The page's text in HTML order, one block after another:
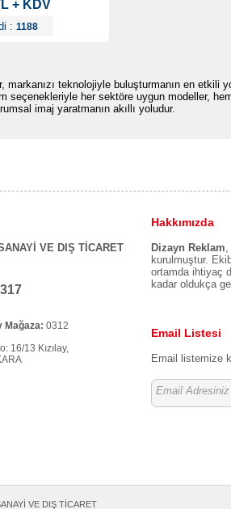
+ KDV
: 1188
markanızı teknolojiyle buluşturmanın en etkili
seçenekleriyle her sektöre uygun modeller,
imaj yaratmanın akıllı yoludur.
VE DIŞ TİCARET
Mağaza: 0312
16/13 Kızılay,
Ofis:
Tower Şişli /
Hakkımızda
Dizayn Reklam,
kurulmuştur.
ortamda ihtiyaç
kadar oldukça
Email Listesi
Email listemize
VE DIŞ TİCARET